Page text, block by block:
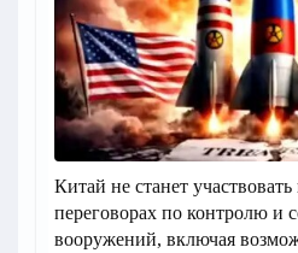
Китай не станет
переговорах по контролю и
вооружений, включая